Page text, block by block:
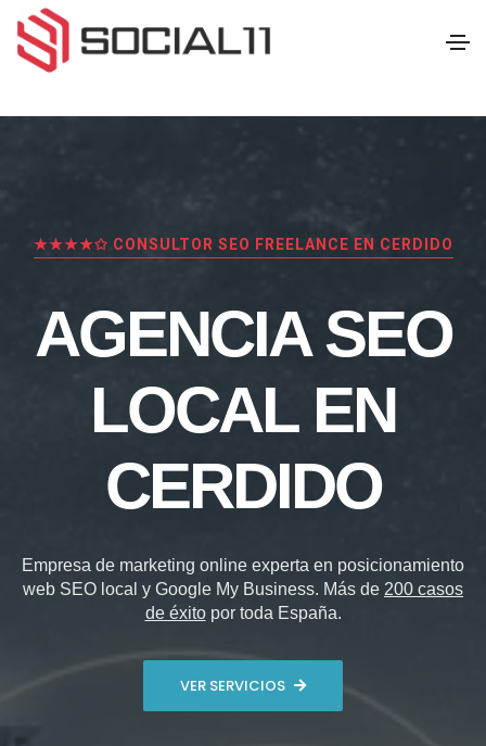
★★★★✩ CONSULTOR SEO FREELANCE EN CERDIDO
AGENCIA SEO
LOCAL EN
CERDIDO
Empresa de marketing online experta en posicionamiento
web SEO local y Google My Business. Más de 200 casos
de éxitopor toda España.
VER SERVICIOS